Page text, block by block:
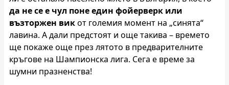
да не се е чул поне един фойерверк или
възторжен викот големия момент на „синята“
лавина. А дали предстоят и още такива – времето
ще покаже още през лятото в предварителните
кръгове на Шампионска лига. Сега е време за
шумни празненства!